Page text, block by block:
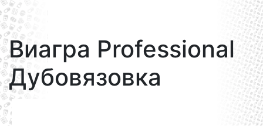
Виагра Professional
Дубовязовка